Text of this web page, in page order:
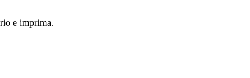
e imprima.